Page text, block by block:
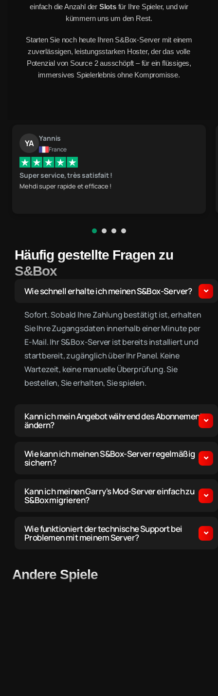
einfach die Anzahl der Slotsfür Ihre Spieler, und wir
kümmern uns um den Rest.
Starten Sie noch heute Ihren S&Box-Server mit einem
zuverlässigen, leistungsstarken Hoster, der das volle
Potenzial von Source 2 ausschöpft – für ein flüssiges,
immersives Spielerlebnis ohne Kompromisse.
YA Yannis
France
Super service, très satisfait !
Mehdi super rapide et efficace !
Häufig gestellte Fragen zu
S&Box
Wie schnell erhalte ich meinen S&Box-Server?
Sofort. Sobald Ihre Zahlung bestätigt ist, erhalten
Sie Ihre Zugangsdaten innerhalb einer Minute per
E-Mail. Ihr S&Box-Server ist bereits installiert und
startbereit, zugänglich über Ihr Panel. Keine
Wartezeit, keine manuelle Überprüfung. Sie
bestellen, Sie erhalten, Sie spielen.
Kann ich mein Angebot während des Abonnements
ändern?
Wie kann ich meinen S&Box-Server regelmäßig
sichern?
Kann ich meinen Garry's Mod-Server einfach zu
S&Box migrieren?
Wie funktioniert der technische Support bei
Problemen mit meinem Server?
Andere Spiele